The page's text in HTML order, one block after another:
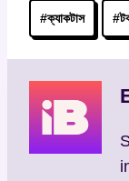
Post
Tags:
#ক্যাকটাস #